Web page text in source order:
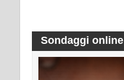
Sondaggi online